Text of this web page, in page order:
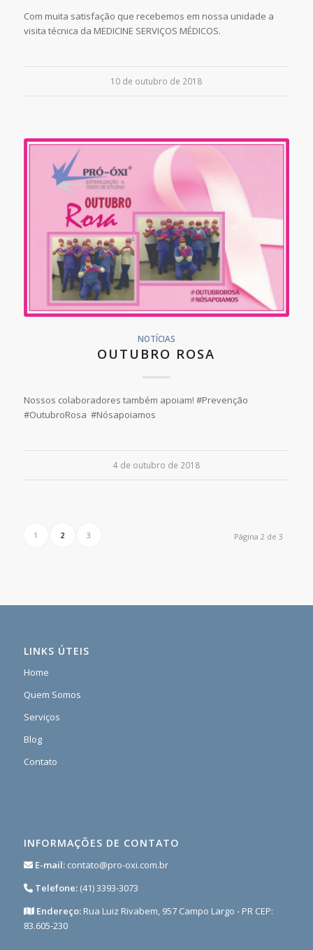
Com muita satisfação que recebemos em nossa unidade a
visita técnica da MEDICINE SERVIÇOS MÉDICOS.
10 de outubro de 2018
NOTÍCIAS
OUTUBRO ROSA
Nossos colaboradores também apoiam! #Prevenção
#OutubroRosa #Nósapoiamos
4 de outubro de 2018
Página 2 de 3
1 2 3
LINKS ÚTEIS
Home
Quem Somos
Serviços
Blog
Contato
INFORMAÇÕES DE CONTATO
E-mail:contato@pro-oxi.com.br
Telefone:(41) 3393-3073
Endereço:Rua Luiz Rivabem, 957 Campo Largo - PR CEP:
83.605-230